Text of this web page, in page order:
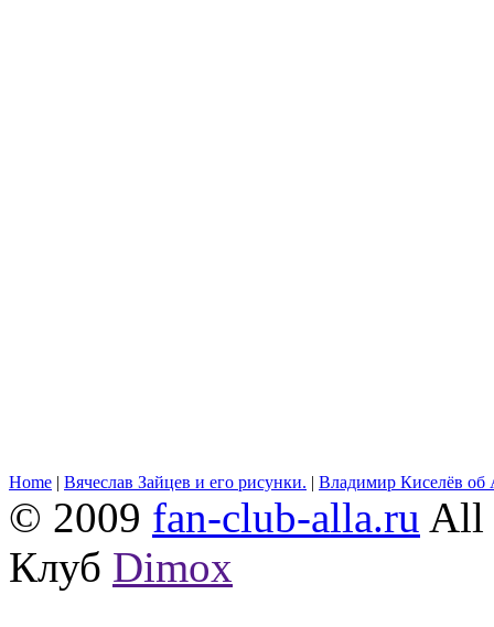
Home | Вячеслав Зайцев и его рисунки. | Владимир Киселёв об
© 2009 fan-club-alla.ru All
Клуб Dimox